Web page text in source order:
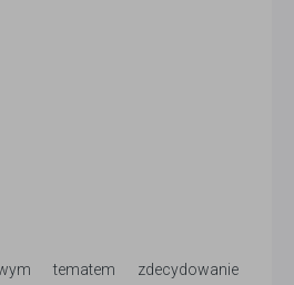
tematem zdecydowanie